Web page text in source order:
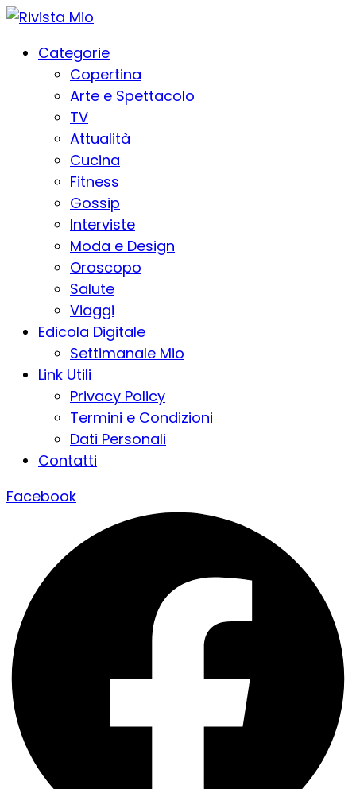
Categorie
Copertina
Arte e Spettacolo
TV
Attualità
Cucina
Fitness
Gossip
Interviste
Moda e Design
Oroscopo
Salute
Viaggi
Edicola Digitale
Settimanale Mio
Link Utili
Privacy Policy
Termini e Condizioni
Dati Personali
Contatti
Facebook